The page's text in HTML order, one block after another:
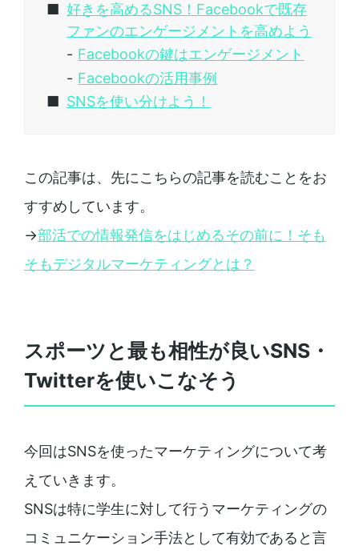
好きを高めるSNS！Facebookで既存
ファンのエンゲージメントを高めよう
Facebookの鍵はエンゲージメント
Facebookの活用事例
SNSを使い分けよう！
この記事は、先にこちらの記事を読むことをお
すすめしています。
→部活での情報発信をはじめるその前に！そも
そもデジタルマーケティングとは？
スポーツと最も相性が良いSNS・
Twitterを使いこなそう
今回はSNSを使ったマーケティングについて考
えていきます。
SNSは特に学生に対して行うマーケティングの
コミュニケーション手法として有効であると言